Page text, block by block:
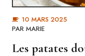
10 MARS 2025
PAR MARIE
Les patates